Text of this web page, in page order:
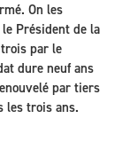
On les
Président de la
par le
dure neuf ans
par tiers
les trois ans.